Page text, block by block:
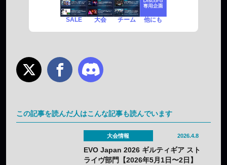
SALE 大会 チーム 他にも
この記事を読んだ人はこんな記事も読んでいます
大会情報 2026.4.8
EVO Japan 2026 ギルティギア スト
ライヴ部門【2026年5月1日〜2日】